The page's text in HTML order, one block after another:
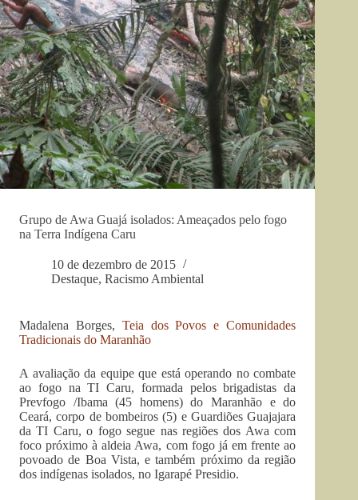
Grupo de Awa Guajá isolados: Ameaçados pelo fogo
na Terra Indígena Caru
10 de dezembro de 2015
Destaque, Racismo Ambiental
Madalena Borges, Teia dos Povos e Comunidades
Tradicionais do Maranhão
A avaliação da equipe que está operando no combate
ao fogo na TI Caru, formada pelos brigadistas da
Prevfogo /Ibama (45 homens) do Maranhão e do
Ceará, corpo de bombeiros (5) e Guardiões Guajajara
da TI Caru, o fogo segue nas regiões dos Awa com
foco próximo à aldeia Awa, com fogo já em frente ao
povoado de Boa Vista, e também próximo da região
dos indígenas isolados, no Igarapé Presidio.